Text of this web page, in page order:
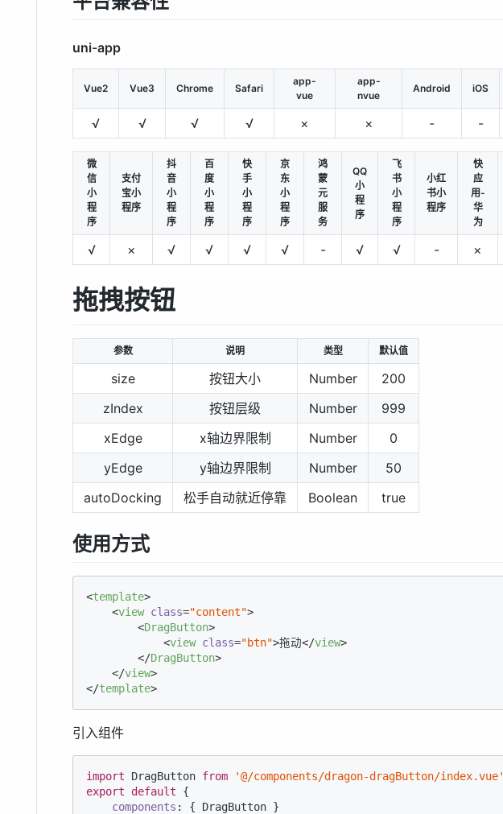
uni-app
Vue2 Vue3 Chrome Safari
app-
vue
app-
nvue
Android iOS
√ √ √ √ × × - -
微
信
小
程
序
支付
宝小
程序
抖
音
小
程
序
百
度
小
程
序
快
手
小
程
序
京
东
小
程
序
鸿
蒙
元
服
务
QQ
小
程
序
飞
书
小
程
序
小红
书小
程序
快
应
用-
华
为
√ × √ √ √ √ - √ √ - ×
拖拽按钮
参数 说明 类型 默认值
size 按钮大小 Number
200
zIndex
按钮层级 Number
999
xEdge
x轴边界限制 Number
0
yEdge
y轴边界限制 Number
50
autoDocking
松手自动就近停靠 Boolean true
使用方式
<template>
<view class="content">
<DragButton>
<view class="btn">拖动</view>
</DragButton>
</view>
</template>
引入组件
import DragButton from
'@/components/dragon-dragButton/index.vue'
export
default {
components : { DragButton }